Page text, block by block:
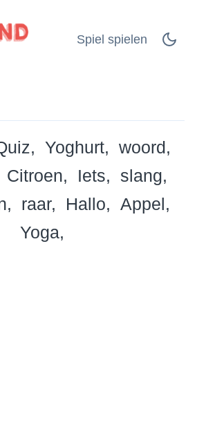
Spiel spielen
Yoghurt
woord
Citroen Iets
slang
raar Hallo
Appel
Yoga